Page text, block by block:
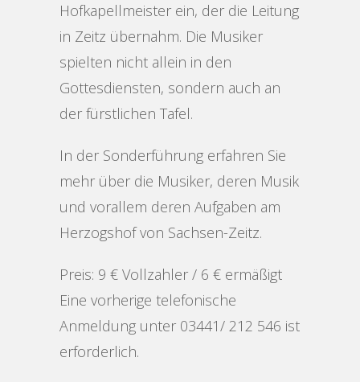
Hofkapellmeister ein, der die Leitung
in Zeitz übernahm. Die Musiker
spielten nicht allein in den
Gottesdiensten, sondern auch an
der fürstlichen Tafel.
In der Sonderführung erfahren Sie
mehr über die Musiker, deren Musik
und vorallem deren Aufgaben am
Herzogshof von Sachsen-Zeitz.
Preis: 9 € Vollzahler / 6 € ermäßigt
Eine vorherige telefonische
Anmeldung unter 03441/ 212 546 ist
erforderlich.